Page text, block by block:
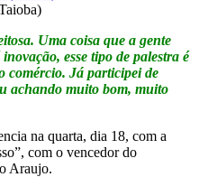
Uma coisa que a gente
esse tipo de palestra é
comércio. Já participei de
achando muito bom, muito
na quarta, dia 18, com a
com o vencedor do
Araujo.